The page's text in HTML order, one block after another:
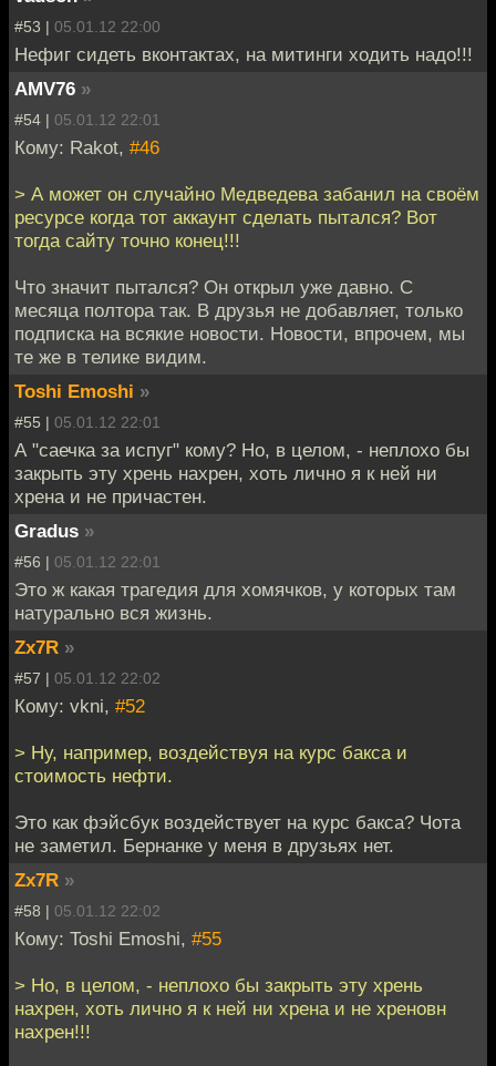
#53 | 05.01.12 22:00
Нефиг сидеть вконтактах, на митинги ходить надо!!!
AMV76 »
#54 | 05.01.12 22:01
Кому: Rakot, #46
> А может он случайно Медведева забанил на своём
ресурсе когда тот аккаунт сделать пытался? Вот
тогда сайту точно конец!!!
Что значит пытался? Он открыл уже давно. С
месяца полтора так. В друзья не добавляет, только
подписка на всякие новости. Новости, впрочем, мы
те же в телике видим.
Toshi Emoshi »
#55 | 05.01.12 22:01
А "саечка за испуг" кому? Но, в целом, - неплохо бы
закрыть эту хрень нахрен, хоть лично я к ней ни
хрена и не причастен.
Gradus »
#56 | 05.01.12 22:01
Это ж какая трагедия для хомячков, у которых там
натурально вся жизнь.
Zx7R »
#57 | 05.01.12 22:02
Кому: vkni, #52
> Ну, например, воздействуя на курс бакса и
стоимость нефти.
Это как фэйсбук воздействует на курс бакса? Чота
не заметил. Бернанке у меня в друзьях нет.
Zx7R »
#58 | 05.01.12 22:02
Кому: Toshi Emoshi, #55
> Но, в целом, - неплохо бы закрыть эту хрень
нахрен, хоть лично я к ней ни хрена и не хреновн
нахрен!!!